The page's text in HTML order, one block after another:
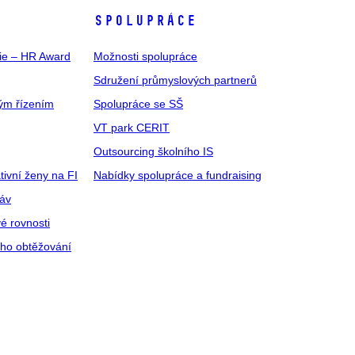
– HR Award
řízením
ženy na FI
rovnosti
obtěžování
SPOLUPRÁCE
Možnosti spolupráce
Sdružení průmyslových partnerů
Spolupráce se SŠ
VT park CERIT
Outsourcing školního IS
Nabídky spolupráce a fundraising